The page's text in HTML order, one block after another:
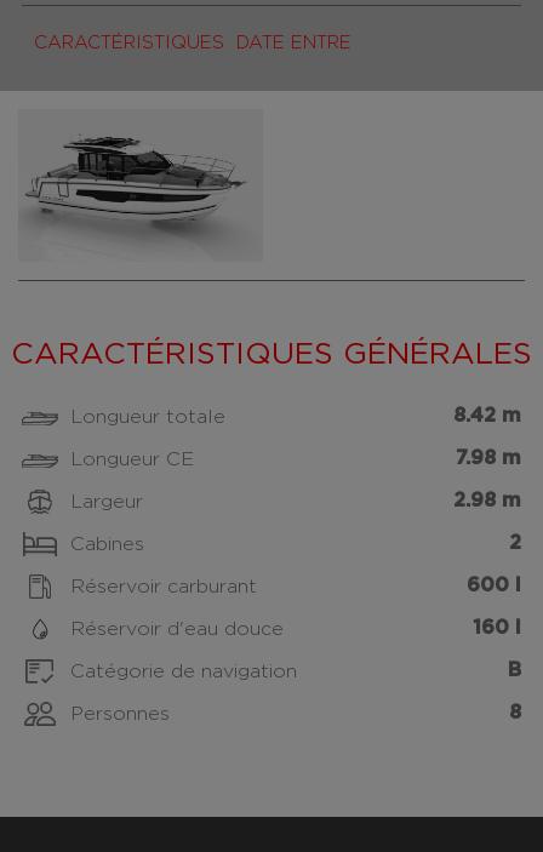
CARACTÉRISTIQUES DATE ENTRE
CARACTÉRISTIQUES GÉNÉRALES
Longueur totale 8.42 m
Longueur CE 7.98 m
Largeur 2.98 m
Cabines 2
Réservoir carburant 600 l
Réservoir d'eau douce 160 l
Catégorie de navigation B
Personnes 8